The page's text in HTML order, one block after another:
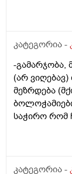
კატეგორია -
-გამარჯობა,
(არ
მეზრდება
საჭირო რომ
ანუ რა
ყველაფერს
კატეგორია -